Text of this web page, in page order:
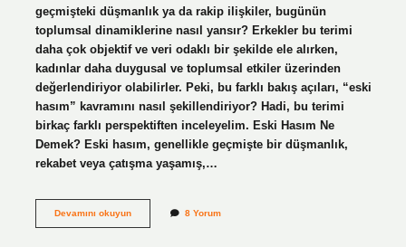
geçmişteki düşmanlık ya da rakip ilişkiler, bugünün
toplumsal dinamiklerine nasıl yansır? Erkekler bu terimi
daha çok objektif ve veri odaklı bir şekilde ele alırken,
kadınlar daha duygusal ve toplumsal etkiler üzerinden
değerlendiriyor olabilirler. Peki, bu farklı bakış açıları, “eski
hasım” kavramını nasıl şekillendiriyor? Hadi, bu terimi
birkaç farklı perspektiften inceleyelim. Eski Hasım Ne
Demek? Eski hasım, genellikle geçmişte bir düşmanlık,
rekabet veya çatışma yaşamış,…
Devamını okuyunEski
8 Yorum